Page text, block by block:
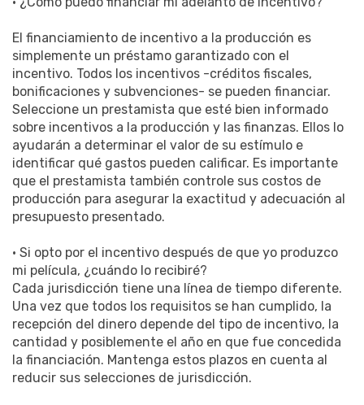
El financiamiento de incentivo a la producción es
simplemente un préstamo garantizado con el
incentivo. Todos los incentivos -créditos fiscales,
bonificaciones y subvenciones- se pueden financiar.
Seleccione un prestamista que esté bien informado
sobre incentivos a la producción y las finanzas. Ellos lo
ayudarán a determinar el valor de su estímulo e
identificar qué gastos pueden calificar. Es importante
que el prestamista también controle sus costos de
producción para asegurar la exactitud y adecuación al
presupuesto presentado.
• Si opto por el incentivo después de que yo produzco
mi película, ¿cuándo lo recibiré?
Cada jurisdicción tiene una línea de tiempo diferente.
Una vez que todos los requisitos se han cumplido, la
recepción del dinero depende del tipo de incentivo, la
cantidad y posiblemente el año en que fue concedida
la financiación. Mantenga estos plazos en cuenta al
reducir sus selecciones de jurisdicción.